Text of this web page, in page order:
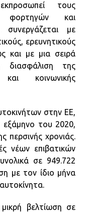
τους
φορτηγών και
με
ερευνητικούς
και με μια σειρά
διασφάλιση της
και κοινωνικής
στην ΕΕ,
εξάμηνο του 2020,
χρονιάς.
νέων επιβατικών
σε 949.722
με τον ίδιο μήνα
βελτίωση σε